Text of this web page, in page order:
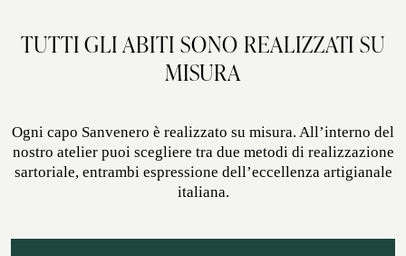
CERIMONIA
TUTTI GLI ABITI SONO REALIZZATI SU
MISURA
Ogni capo Sanvenero è realizzato su misura. All’interno del
nostro atelier puoi scegliere tra due metodi di realizzazione
sartoriale, entrambi espressione dell’eccellenza artigianale
italiana.